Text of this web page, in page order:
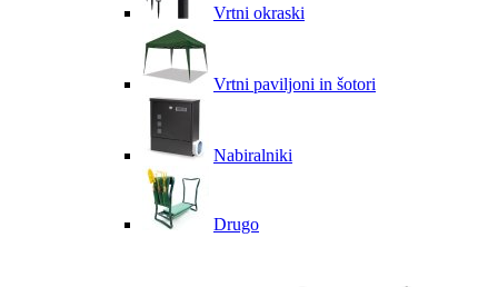
Vrtni okraski
Vrtni paviljoni in šotori
Nabiralniki
Drugo